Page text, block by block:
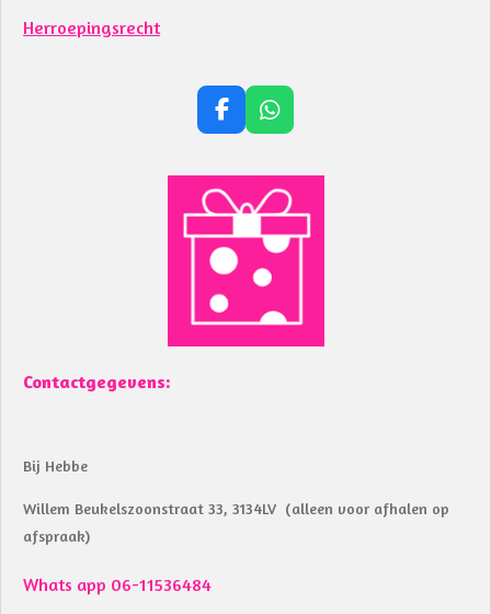
Herroepingsrecht
F
a
e
b
o
o
k
W
h
t
A
p
p
Contactgegevens:
Bij Hebbe
Willem Beukelszoonstraat 33, 3134LV (alleen voor afhalen op
afspraak)
Whats app 06-11536484